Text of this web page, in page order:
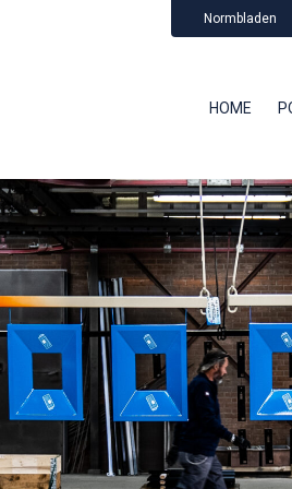
Normbladen
HOME